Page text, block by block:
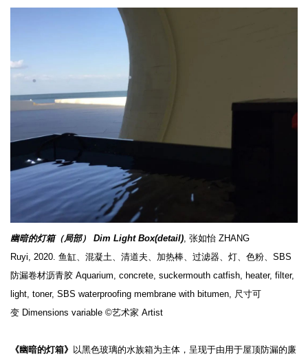
幽暗的灯箱（局部） Dim Light Box(detail), 张如怡 ZHANG
Ruyi, 2020. 鱼缸、混凝土、清道夫、加热棒、过滤器、灯、色粉、SBS
防漏卷材沥青胶 Aquarium, concrete, suckermouth catfish, heater, filter,
light, toner, SBS waterproofing membrane with bitumen, 尺寸可
变 Dimensions variable ©艺术家 Artist
《幽暗的灯箱》
以⿊⾊玻璃的⽔族箱为主体，呈现于由用于屋顶防漏的廉